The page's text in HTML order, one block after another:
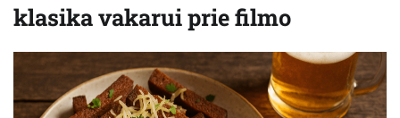
klasika vakarui prie filmo